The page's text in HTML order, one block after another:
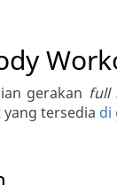
gerakan full
tersedia di